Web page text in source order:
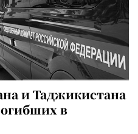
и Таджикистана
в